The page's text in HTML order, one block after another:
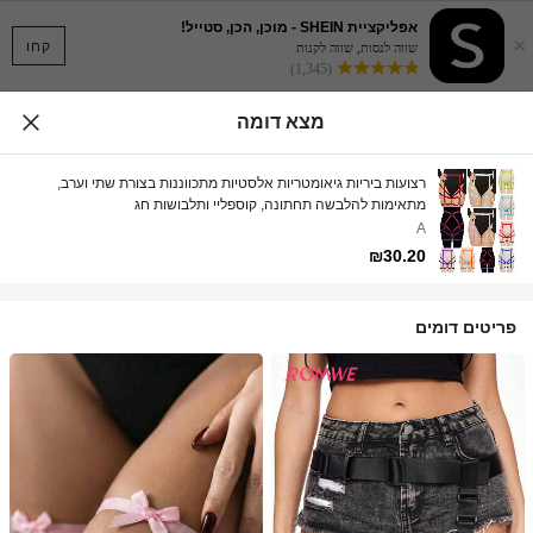
קחו ×
אפליקציית SHEIN - מוכן, הכן, סטייל!
שווה לנסות, שווה לקנות
(1,345)
מצא דומה
רצועות ביריות גיאומטריות אלסטיות מתכווננות בצורת שתי וערב,
מתאימות להלבשה תחתונה, קוספליי ותלבושות חג
A
₪30.20
פריטים דומים